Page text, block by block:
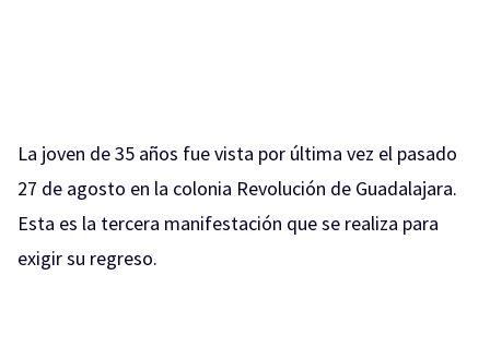
La joven de 35 años fue vista por última vez el pasado
27 de agosto en la colonia Revolución de Guadalajara.
Esta es la tercera manifestación que se realiza para
exigir su regreso.